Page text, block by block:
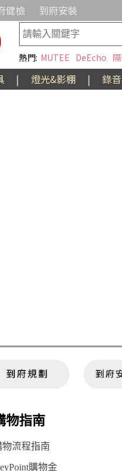
健檢 到府安裝
熱門: MUTEE DeEcho
| 燈光&影棚 | 錄
物指南
物流程指南
購物金